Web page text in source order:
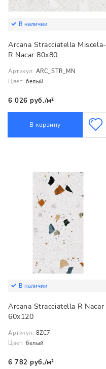
В наличии
Arcana Stracciatella Miscela-
R Nacar 80x80
Артикул: ARC_STR_MN
Цвет: белый
6 026 руб./м²
В корзину
В наличии
Arcana Stracciatella R Nacar
60x120
Артикул: 8ZC7
Цвет: белый
6 782 руб./м²